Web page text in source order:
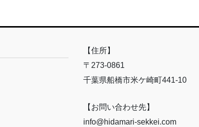
【住所】
〒273-0861
千葉県船橋市米ケ崎町441-10
【お問い合わせ先】
info@hidamari-sekkei.com